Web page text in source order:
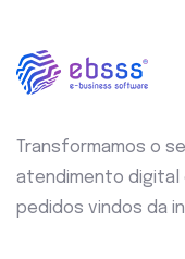
Transformamos o
atendimento digital
pedidos vindos da